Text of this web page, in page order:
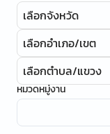
เลือกจังหวัด
เลือกอำเภอ/เขต
เลือกตำบล/แขวง
หมวดหมู่งาน